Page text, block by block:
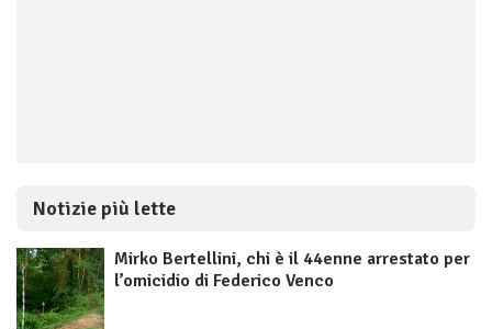
Notizie più lette
Mirko Bertellini, chi è il 44enne arrestato per
l’omicidio di Federico Venco